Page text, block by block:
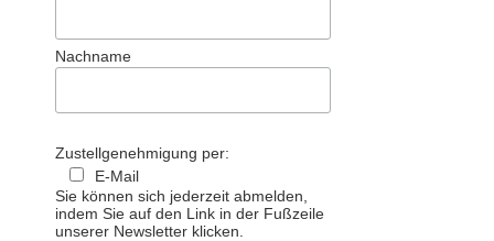
Nachname
Zustellgenehmigung per:
E-Mail
Sie können sich jederzeit abmelden,
indem Sie auf den Link in der Fußzeile
unserer Newsletter klicken.